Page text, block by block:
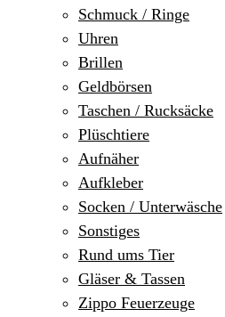
Schmuck / Ringe
Uhren
Brillen
Geldbörsen
Taschen / Rucksäcke
Plüschtiere
Aufnäher
Aufkleber
Socken / Unterwäsche
Sonstiges
Rund ums Tier
Gläser & Tassen
Zippo Feuerzeuge